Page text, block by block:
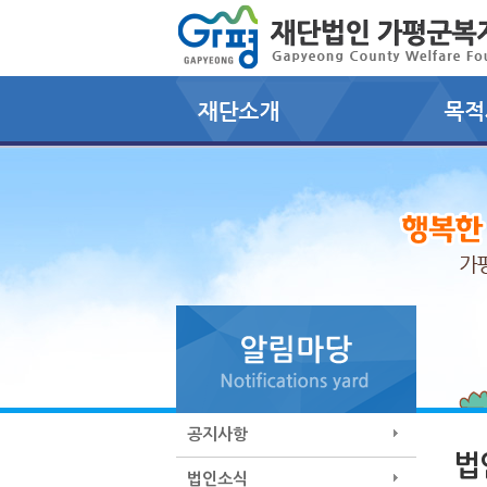
공지사항
법인소식